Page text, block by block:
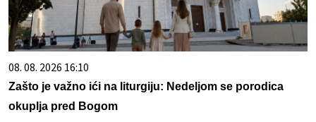
08. 08. 2026 16:10
Zašto je važno ići na liturgiju: Nedeljom se porodica
okuplja pred Bogom